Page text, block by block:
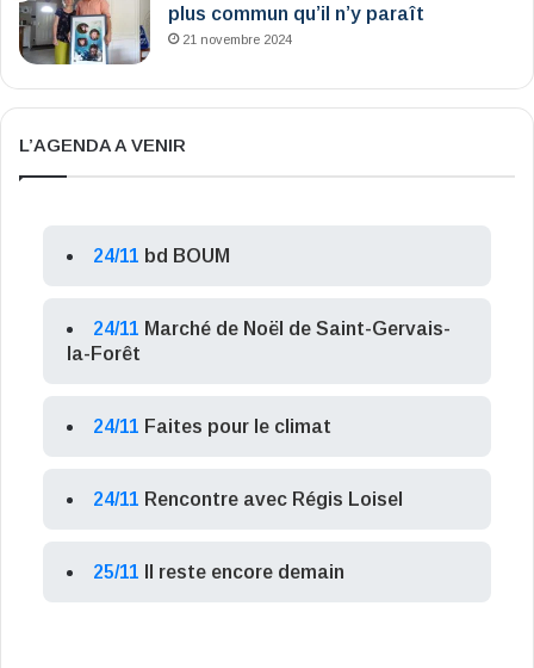
plus commun qu’il n’y paraît
21 novembre 2024
L’AGENDA A VENIR
24/11 bd BOUM
24/11 Marché de Noël de Saint-Gervais-
la-Forêt
24/11 Faites pour le climat
24/11 Rencontre avec Régis Loisel
25/11 Il reste encore demain